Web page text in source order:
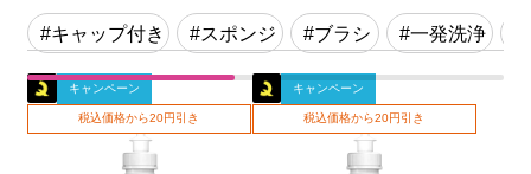
#キャップ付き #スポンジ #ブラシ #一発洗浄
キャンペーン
税込価格から20円引き
キャンペーン
税込価格から20円引き